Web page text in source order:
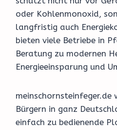
oder Kohlenmonoxid,
langfristig auch
bieten viele Betriebe in
Beratung zu modernen
Energieeinsparung und
meinschornsteinfeger.de
Bürgern in ganz
einfach zu bedienende